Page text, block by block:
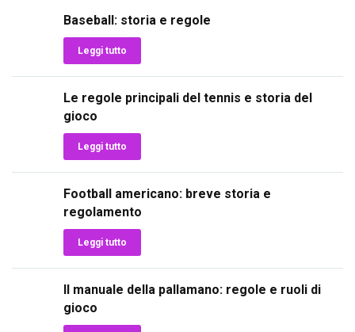
Baseball: storia e regole
Leggi tutto
Le regole principali del tennis e storia del
gioco
Leggi tutto
Football americano: breve storia e
regolamento
Leggi tutto
Il manuale della pallamano: regole e ruoli di
gioco